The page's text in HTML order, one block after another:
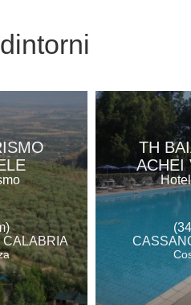
TH
ACHEI